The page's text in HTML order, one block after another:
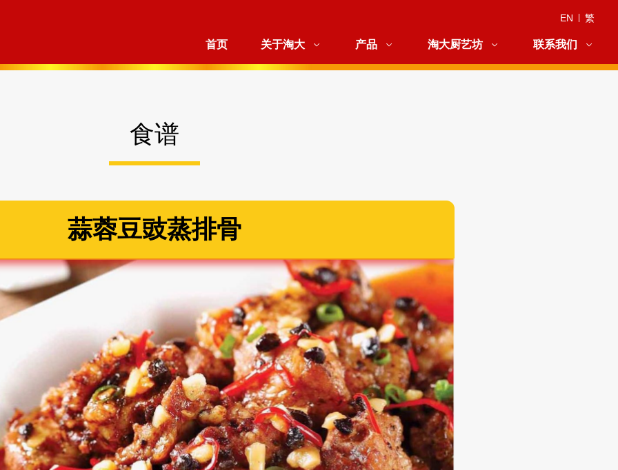
EN 繁
首页 关于淘大 产品 淘大厨艺坊 联系我们
食谱
蒜蓉豆豉蒸排骨